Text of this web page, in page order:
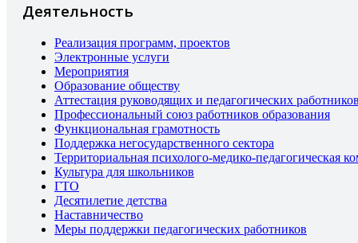
Деятельность
Реализация программ, проектов
Электронные услуги
Мероприятия
Образование обществу
Аттестация руководящих и педагогических работников
Профессиональный союз работников образования
Функциональная грамотность
Поддержка негосударственного сектора
Территориальная психолого-медико-педагогическая
Культура для школьников
ГТО
Десятилетие детства
Наставничество
Меры поддержки педагогических работников